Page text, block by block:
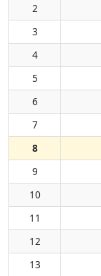
2
3
4
5
6
7
8
9
10
11
12
13